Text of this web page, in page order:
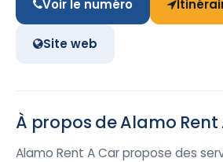
Voir le numéro
Site web
À propos de Alamo Rent
Alamo Rent A Car propose des